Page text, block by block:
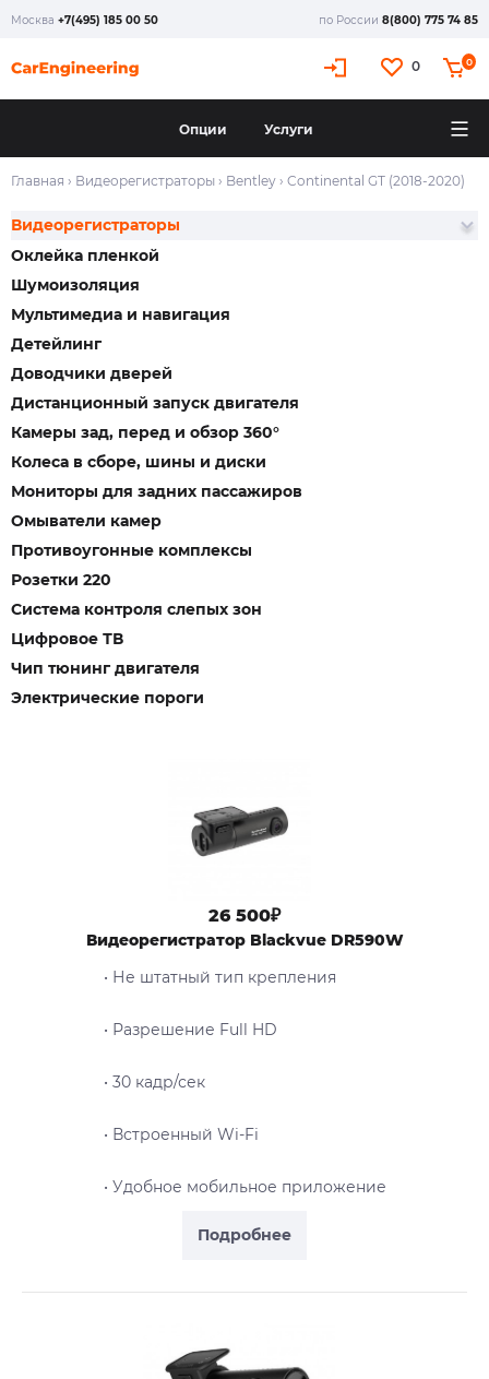
Москва +7(495) 185 00 50 по России 8(800) 775 74 85
0 0
Опции Услуги
Главная › Видеорегистраторы › Bentley › Continental GT (2018-2020)
Оклейка пленкой
Шумоизоляция
Мультимедиа и навигация
Детейлинг
Доводчики дверей
Видеорегистраторы
Дистанционный запуск двигателя
Камеры зад, перед и обзор 360°
Колеса в сборе, шины и диски
Мониторы для задних пассажиров
Омыватели камер
Противоугонные комплексы
Розетки 220
Система контроля слепых зон
Цифровое ТВ
Чип тюнинг двигателя
Электрические пороги
Подробнее
26 500₽
Видеорегистратор Blackvue DR590W
• Не штатный тип крепления
• Разрешение Full HD
• 30 кадр/сек
• Встроенный Wi-Fi
• Удобное мобильное приложение